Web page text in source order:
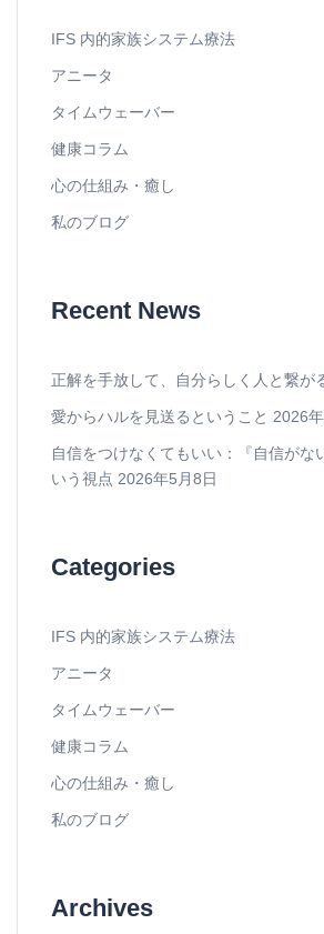
IFS 内的家族システム療法
アニータ
タイムウェーバー
健康コラム
心の仕組み・癒し
私のブログ
Recent News
正解を手放して、自分らしく人と繋が
愛からハルを見送るということ 2026
自信をつけなくてもいい：『自信がな
いう視点 2026年5月8日
Categories
IFS 内的家族システム療法
アニータ
タイムウェーバー
健康コラム
心の仕組み・癒し
私のブログ
Archives